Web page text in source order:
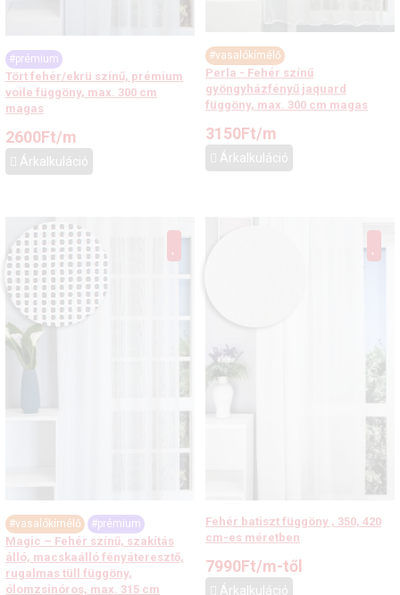
#prémium
Tört fehér/ekrü színű, prémium
voile függöny, max. 300 cm
magas
2600Ft/m
Árkalkuláció
#vasalókímélő
Perla - Fehér színű
gyöngyházfényű jaquard
függöny, max. 300 cm magas
3150Ft/m
Árkalkuláció
#vasalókímélő #prémium
Magic – Fehér színű, szakítás
álló, macskaálló fényáteresztő,
rugalmas tüll függöny,
ólomzsinóros, max. 315 cm
Fehér batiszt függöny , 350, 420
cm-es méretben
7990Ft/m-től
Árkalkuláció